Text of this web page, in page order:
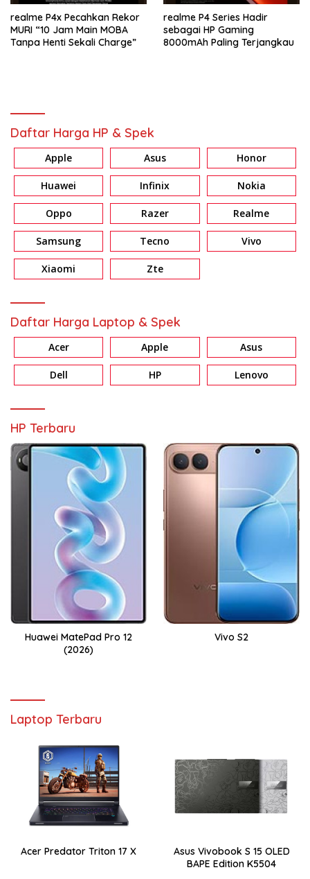
realme P4x Pecahkan Rekor
MURI “10 Jam Main MOBA
Tanpa Henti Sekali Charge”
realme P4 Series Hadir
sebagai HP Gaming
8000mAh Paling Terjangkau
Daftar Harga HP & Spek
Apple Asus Honor
Huawei Infinix Nokia
Oppo Razer Realme
Samsung Tecno Vivo
Xiaomi Zte
Daftar Harga Laptop & Spek
Acer Apple Asus
Dell HP Lenovo
HP Terbaru
Huawei MatePad Pro 12
(2026)
Vivo S2
Laptop Terbaru
Acer Predator Triton 17 X
Asus Vivobook S 15 OLED
BAPE Edition K5504